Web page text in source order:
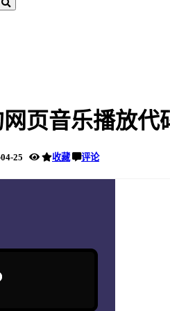
页音乐播放代
25 收藏 评论